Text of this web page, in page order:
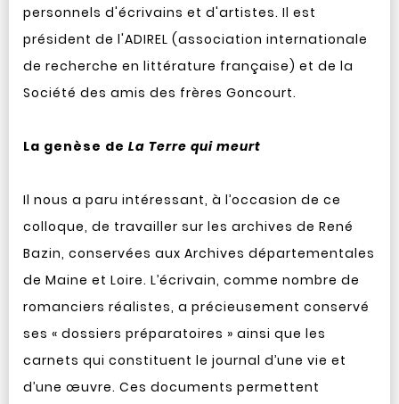
personnels d'écrivains et d'artistes. Il est
président de l'ADIREL (association internationale
de recherche en littérature française) et de la
Société des amis des frères Goncourt.
La genèse de La Terre qui meurt
Il nous a paru intéressant, à l’occasion de ce
colloque, de travailler sur les archives de René
Bazin, conservées aux Archives départementales
de Maine et Loire. L’écrivain, comme nombre de
romanciers réalistes, a précieusement conservé
ses « dossiers préparatoires » ainsi que les
carnets qui constituent le journal d’une vie et
d’une œuvre. Ces documents permettent